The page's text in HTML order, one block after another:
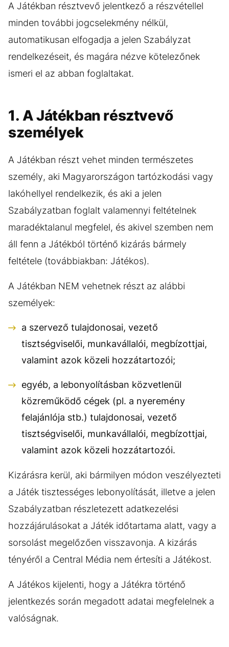
A Játékban résztvevő jelentkező a részvétellel
minden további jogcselekmény nélkül,
automatikusan elfogadja a jelen Szabályzat
rendelkezéseit, és magára nézve kötelezőnek
ismeri el az abban foglaltakat.
1. A Játékban résztvevő
személyek
A Játékban részt vehet minden természetes
személy, aki Magyarországon tartózkodási vagy
lakóhellyel rendelkezik, és aki a jelen
Szabályzatban foglalt valamennyi feltételnek
maradéktalanul megfelel, és akivel szemben nem
áll fenn a Játékból történő kizárás bármely
feltétele (továbbiakban: Játékos).
A Játékban NEM vehetnek részt az alábbi
személyek:
a szervező tulajdonosai, vezető
tisztségviselői, munkavállalói, megbízottjai,
valamint azok közeli hozzátartozói;
egyéb, a lebonyolításban közvetlenül
közreműködő cégek (pl. a nyeremény
felajánlója stb.) tulajdonosai, vezető
tisztségviselői, munkavállalói, megbízottjai,
valamint azok közeli hozzátartozói.
Kizárásra kerül, aki bármilyen módon veszélyezteti
a Játék tisztességes lebonyolítását, illetve a jelen
Szabályzatban részletezett adatkezelési
hozzájárulásokat a Játék időtartama alatt, vagy a
sorsolást megelőzően visszavonja. A kizárás
tényéről a Central Média nem értesíti a Játékost.
A Játékos kijelenti, hogy a Játékra történő
jelentkezés során megadott adatai megfelelnek a
valóságnak.